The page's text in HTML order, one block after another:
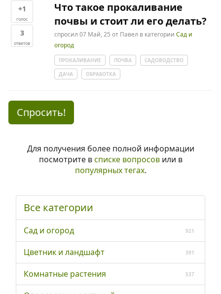
+1
голос
3
ответов
Что такое прокаливание
почвы и стоит ли его делать?
спросил 07 Май, 25 от Павел в категорииСад и
огород
ПРОКАЛИВАНИЕ ПОЧВА
САДОВОДСТВО
ДАЧА
ОБРАБОТКА
Спросить!
Для получения более полной информации
посмотрите всписке вопросовили в
популярных тегах.
Все категории
Сад и огород 921
Цветник и ландшафт 391
Комнатные растения 537